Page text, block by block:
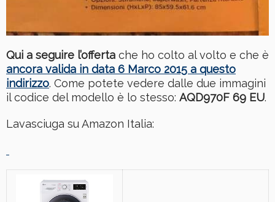
Qui a seguire l’offerta che ho colto al volto e che è
ancora valida in data 6 Marco 2015 a questo
indirizzo. Come potete vedere dalle due immagini
il codice del modello è lo stesso: AQD970F 69 EU.
Lavasciuga su Amazon Italia: